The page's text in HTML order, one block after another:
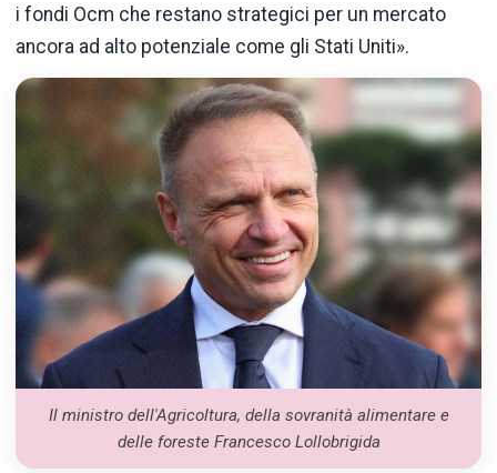
i fondi Ocm che restano strategici per un mercato
ancora ad alto potenziale come gli Stati Uniti».
Il ministro dell'Agricoltura, della sovranità alimentare e
delle foreste Francesco Lollobrigida